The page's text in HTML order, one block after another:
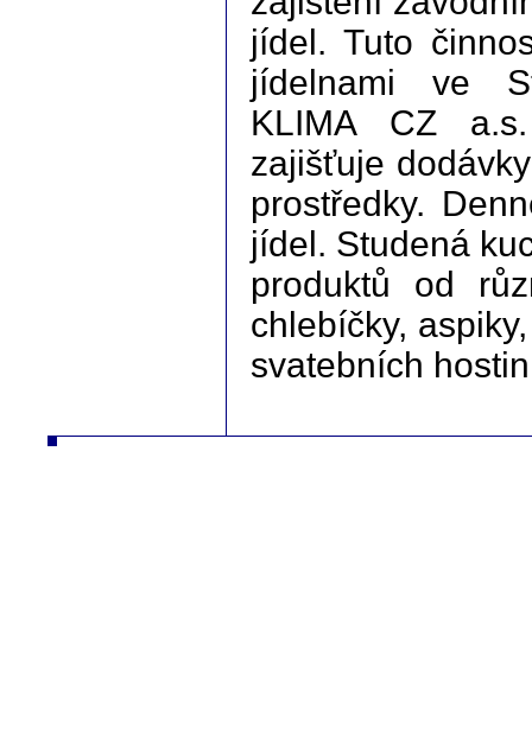
jídel. Tuto
jídelnami ve
KLIMA CZ
zajišťuje
prostředky.
jídel. Studená
produktů od
chlebíčky,
svatebních